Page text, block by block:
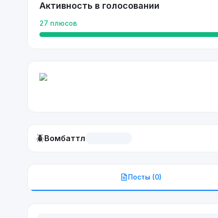
Активность в голосовании
27 плюсов
🪲Вомбаттл
Посты (0)